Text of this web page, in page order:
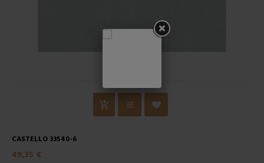
CASTELLO 33540-6
49,35 €